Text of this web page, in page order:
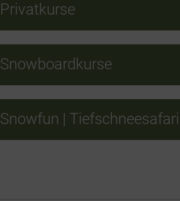
Privatkurse
Snowboardkurse
Snowfun |